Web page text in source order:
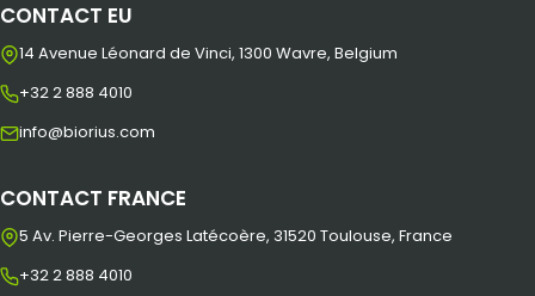
CONTACT EU
14 Avenue Léonard de Vinci, 1300 Wavre, Belgium
+32 2 888 4010
info@biorius.com
CONTACT FRANCE
5 Av. Pierre-Georges Latécoère, 31520 Toulouse, France
+32 2 888 4010